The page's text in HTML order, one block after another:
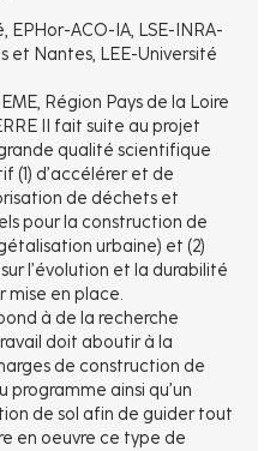
EPHor-ACO-IA, LSE-INRA-
et Nantes, LEE-Université
Région Pays de la Loire
II fait suite au projet
qualité scientifique
(1) d’accélérer et de
de déchets et
pour la construction de
urbaine) et (2)
l’évolution et la durabilité
mise en place.
à de la recherche
doit aboutir à la
de construction de
programme ainsi qu’un
de sol afin de guider tout
en oeuvre ce type de